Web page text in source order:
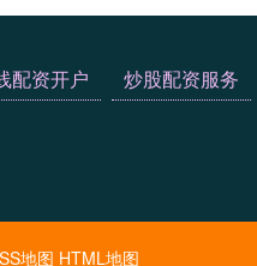
配资开户 炒股配资服务
地图 HTML地图